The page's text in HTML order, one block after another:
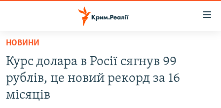
Перейти
основного
матеріалу
Перейти
до
ВОДА.КРИМ
ВІДЕО ТА ФОТО
НОВИНИ
Курс долара в Росії сягнув 99
рублів, це новий рекорд за 16
місяців